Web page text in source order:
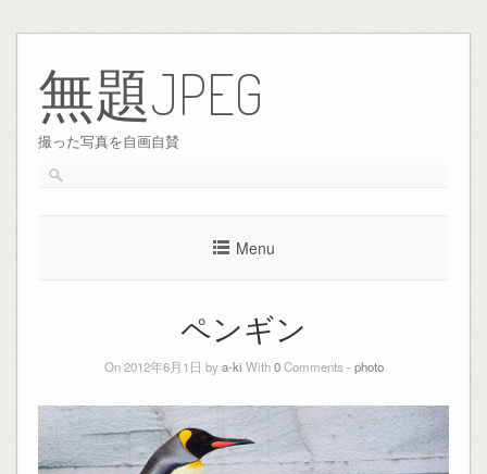
content
無題JPEG
撮った写真を自画自賛
Menu
ペンギン
On 2012年6月1日 bya-ki With0Comments - photo